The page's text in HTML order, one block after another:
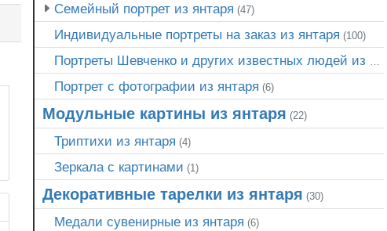
Семейный портрет из янтаря (47)
Индивидуальные портреты на заказ из янтаря (100)
Портреты Шевченко и других известных людей из янтаря
Портрет c фотографии из янтаря (6)
Модульные картины из янтаря (22)
Триптихи из янтаря (4)
Зеркала с картинами (1)
Декоративные тарелки из янтаря (30)
Медали сувенирные из янтаря (6)